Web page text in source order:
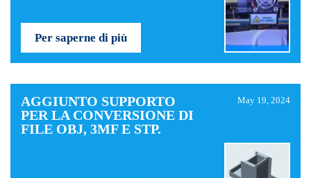
Per saperne di più
AGGIUNTO SUPPORTO
PER LA CONVERSIONE DI
FILE OBJ, 3MF E STP.
May 19, 2024